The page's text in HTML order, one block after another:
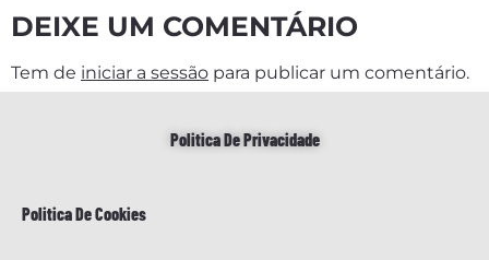
DEIXE UM COMENTÁRIO
Tem de iniciar a sessão para publicar um comentário.
Politica De Privacidade
Politica De Cookies